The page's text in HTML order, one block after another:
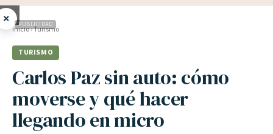
× PUBLICIDAD
Inicio›Turismo
TURISMO
Carlos Paz sin auto: cómo
moverse y qué hacer
llegando en micro